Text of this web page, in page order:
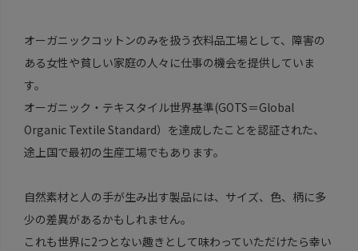
オーガニックコットンのみを扱う衣料品工場として、障害の
ある女性や貧しい家庭の人々に仕事の機会を提供していま
す。
オーガニック・テキスタイル世界基準(GOTS＝Global
Organic Textile Standard）を達成したことを認証された、
途上国で最初の生産工場でもあります。
自然素材と人の手が生み出す製品には、サイズ、色、柄に多
少の差異があるかもしれません。
これも世界に2つとない趣きとして味わっていただけたら幸い